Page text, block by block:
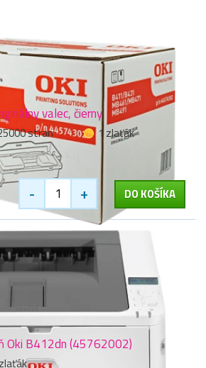
valec, čierny
stran
1 zlaťák
- + DO KOŠÍKA
Oki B412dn (45762002)